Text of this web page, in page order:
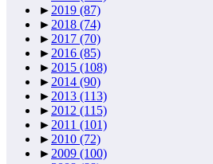
► 2019 (87)
► 2018 (74)
► 2017 (70)
► 2016 (85)
► 2015 (108)
► 2014 (90)
► 2013 (113)
► 2012 (115)
► 2011 (101)
► 2010 (72)
► 2009 (100)